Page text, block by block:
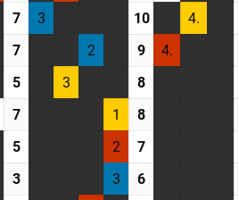
7 3 10 4.
7 2 9 4.
5 3 8
7 1 8
5 2 7
3 3 6